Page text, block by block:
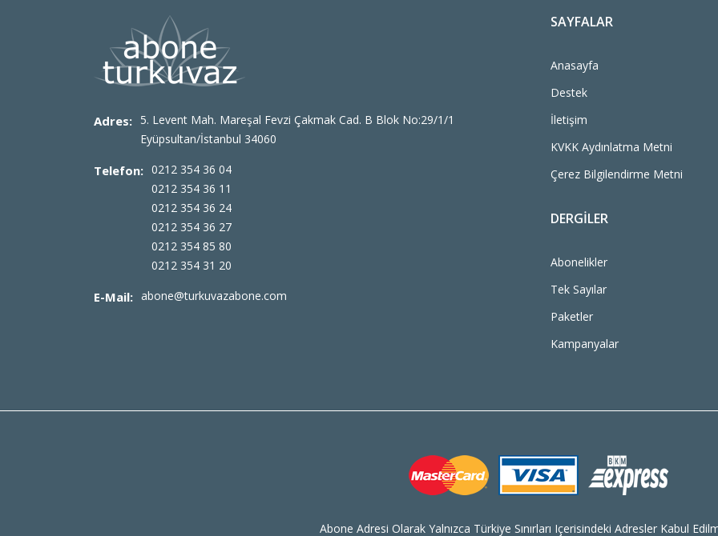
Adres: 5. Levent Mah. Mareşal Fevzi Çakmak Cad. B Blok No:29/1/1
Eyüpsultan/İstanbul 34060
Telefon: 0212 354 36 04
0212 354 36 11
0212 354 36 24
0212 354 36 27
0212 354 85 80
0212 354 31 20
E-Mail: abone@turkuvazabone.com
SAYFALAR
Anasayfa
Destek
İletişim
KVKK Aydınlatma Metni
Çerez Bilgilendirme Metni
DERGILER
Abonelikler
Tek Sayılar
Paketler
Kampanyalar
Abone Adresi Olarak Yalnızca Türkiye Sınırları Içerisindeki Adresler Kabul